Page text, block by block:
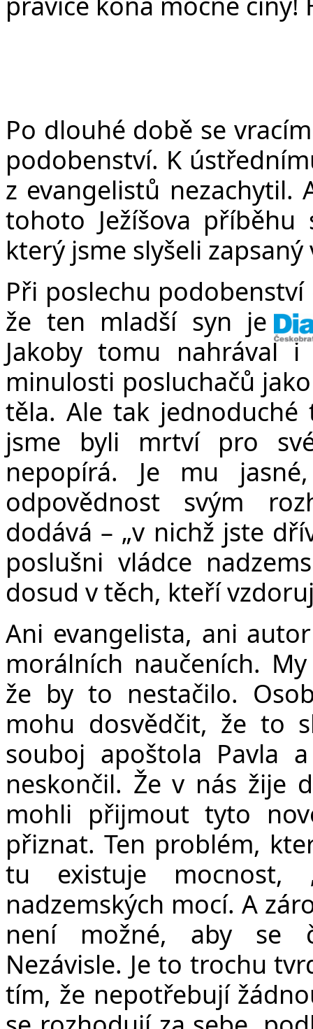
Po dlouhé době se
podobenství. K
z evangelistů
tohoto Ježíšova
který jsme slyšeli
Při poslechu
že ten mladší syn je
Jakoby tomu nahrával
minulosti posluchačů
těla. Ale tak
jsme byli mrtví pro
nepopírá. Je mu
odpovědnost svým
dodává – „v nichž jste
poslušni vládce
dosud v těch, kteří
Ani evangelista, ani
morálních naučeních.
že by to nestačilo.
mohu dosvědčit, že to
souboj apoštola Pavla
neskončil. Že v nás žije
mohli přijmout tyto
přiznat. Ten problém,
tu existuje mocnost,
nadzemských mocí. A
není možné, aby se
Nezávisle. Je to trochu
tím, že nepotřebují